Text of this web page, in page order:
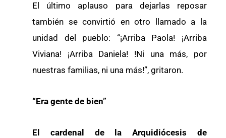
El último aplauso para dejarlas reposar
también se convirtió en otro llamado a la
unidad del pueblo: “¡Arriba Paola! ¡Arriba
Viviana! ¡Arriba Daniela! !Ni una más, por
nuestras familias, ni una más!”, gritaron.
“Era gente de bien”
El cardenal de la Arquidiócesis de